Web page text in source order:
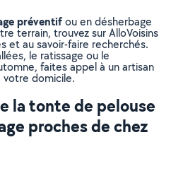
préventifou en désherbage
terrain, trouvez sur AlloVoisins
et au savoir-faire recherchés.
le ratissage ou le
faites appel à un artisan
votre domicile.
la tonte de pelouse
proches de chez